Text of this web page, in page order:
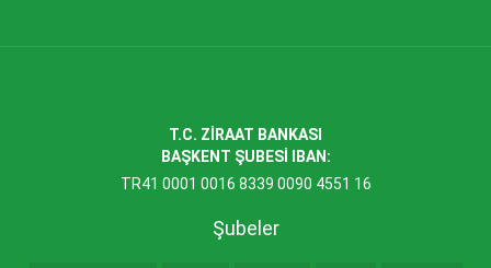
T.C. ZİRAAT BANKASI
BAŞKENT ŞUBESİ IBAN:
TR41 0001 0016 8339 0090 4551 16
Şubeler